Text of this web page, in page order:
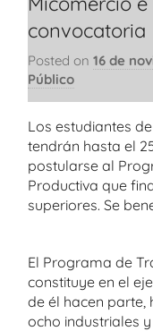
convocatoria
Posted on 16 de
Público
Los estudiantes
tendrán hasta el
postularse al
Productiva que
superiores. Se
El Programa de
constituye en el
de él hacen parte,
ocho industriales